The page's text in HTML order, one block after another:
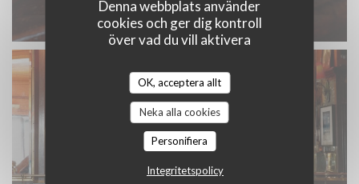
Denna webbplats använder
cookies och ger dig kontroll
över vad du vill aktivera
OK, acceptera allt
Neka alla cookies
Personifiera
Integritetspolicy